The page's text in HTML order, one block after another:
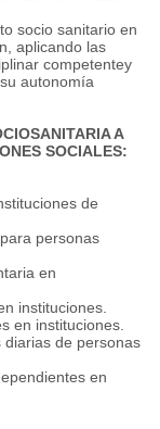
socio sanitario en
aplicando las
competentey
autonomía
A
SOCIALES:
de
personas
en
instituciones.
en instituciones.
de personas
en